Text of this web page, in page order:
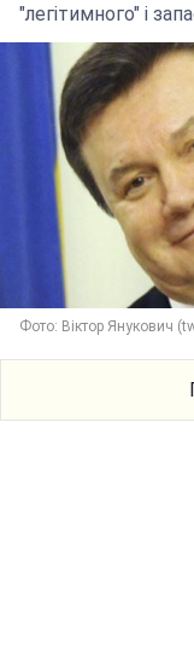
"легітимного" і
Фото: Віктор Янукович